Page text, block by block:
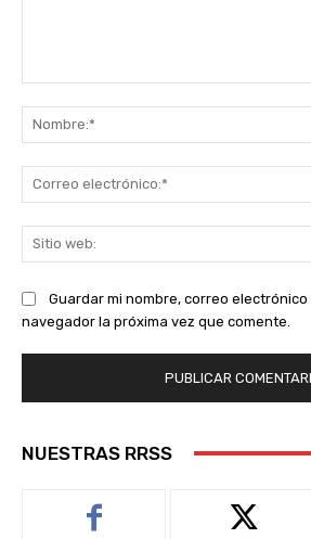
Guardar mi nombre, correo
navegador la próxima vez que comente.
NUESTRAS RRSS